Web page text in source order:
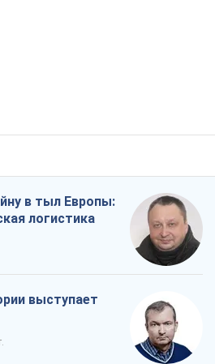
в тыл Европы:
логистика
выступает